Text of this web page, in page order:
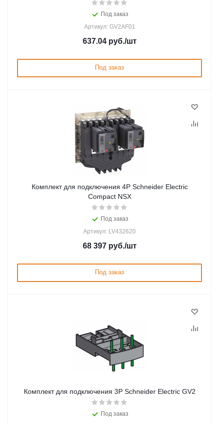
Под заказ
Артикул: GV2AF01
637.04руб./шт
Под заказ
Комплект для подключения 4P Schneider Electric
Compact NSX
Под заказ
Артикул: LV432620
68 397руб./шт
Под заказ
Комплект для подключения 3P Schneider Electric GV2
Под заказ